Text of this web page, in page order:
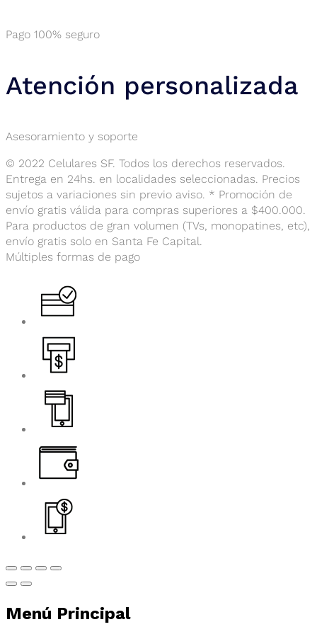
Pago 100% seguro
Atención personalizada
Asesoramiento y soporte
© 2022 Celulares SF. Todos los derechos reservados.
Entrega en 24hs. en localidades seleccionadas. Precios
sujetos a variaciones sin previo aviso. * Promoción de
envío gratis válida para compras superiores a $400.000.
Para productos de gran volumen (TVs, monopatines, etc),
envío gratis solo en Santa Fe Capital.
Múltiples formas de pago
Menú Principal